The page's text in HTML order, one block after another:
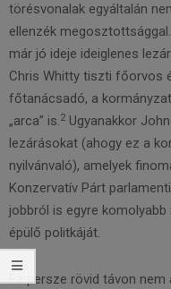
törésvonalak egyáltalán
ellenzék
már jó ideje ideiglenes
Chris Whitty tiszti főorvos
főtanácsadó, a
„arca” is.2 Ugyanakkor
lezárásokat (ahogy ez a
nyilvánvaló), amelyek
Konzervatív Párt
jobbról is egyre
épülő politkáját.
Ez persze rövid távon